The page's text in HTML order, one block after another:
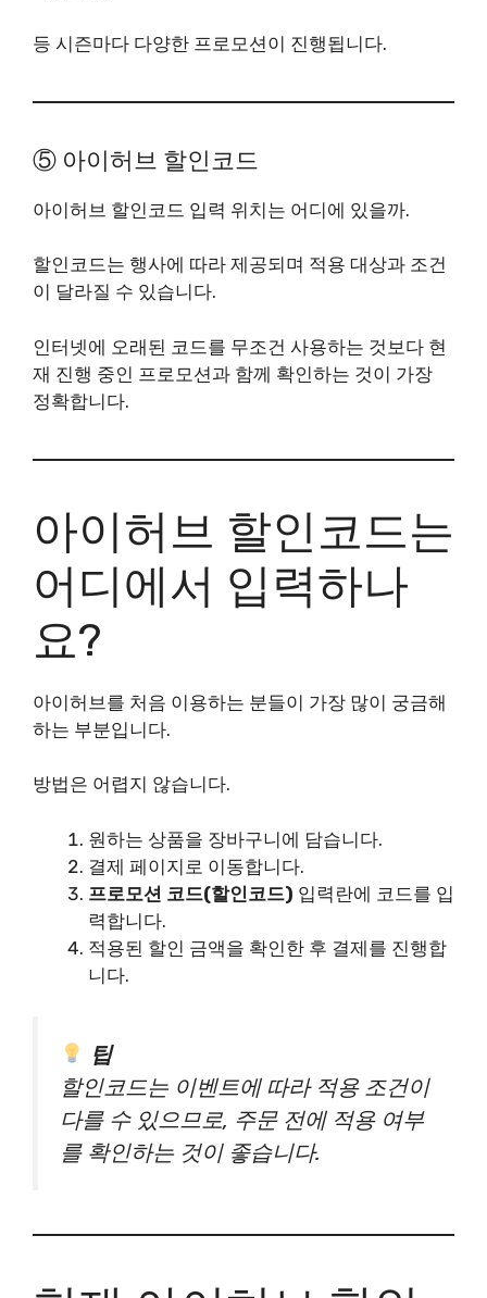
등 시즌마다 다양한 프로모션이 진행됩니다.
⑤ 아이허브 할인코드
아이허브 할인코드 입력 위치는 어디에 있을까.
할인코드는 행사에 따라 제공되며 적용 대상과 조건
이 달라질 수 있습니다.
인터넷에 오래된 코드를 무조건 사용하는 것보다 현
재 진행 중인 프로모션과 함께 확인하는 것이 가장
정확합니다.
아이허브 할인코드는
어디에서 입력하나
요?
아이허브를 처음 이용하는 분들이 가장 많이 궁금해
하는 부분입니다.
방법은 어렵지 않습니다.
원하는 상품을 장바구니에 담습니다.
결제 페이지로 이동합니다.
프로모션 코드(할인코드) 입력란에 코드를 입
력합니다.
적용된 할인 금액을 확인한 후 결제를 진행합
니다.
팁
할인코드는 이벤트에 따라 적용 조건이
다를 수 있으므로, 주문 전에 적용 여부
를 확인하는 것이 좋습니다.